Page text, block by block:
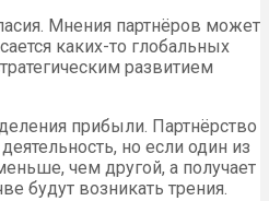
Мнения партнёров может
каких-то глобальных
развитием
прибыли. Партнёрство
но если один из
чем другой, а получает
будут возникать трения.